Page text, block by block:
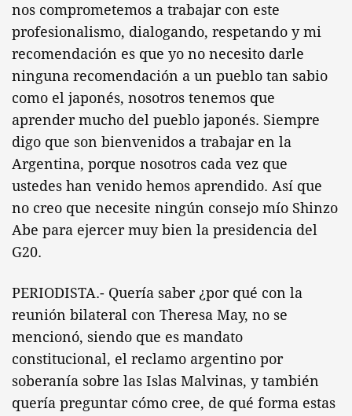
nos comprometemos a trabajar con este
profesionalismo, dialogando, respetando y mi
recomendación es que yo no necesito darle
ninguna recomendación a un pueblo tan sabio
como el japonés, nosotros tenemos que
aprender mucho del pueblo japonés. Siempre
digo que son bienvenidos a trabajar en la
Argentina, porque nosotros cada vez que
ustedes han venido hemos aprendido. Así que
no creo que necesite ningún consejo mío Shinzo
Abe para ejercer muy bien la presidencia del
G20.
PERIODISTA.- Quería saber ¿por qué con la
reunión bilateral con Theresa May, no se
mencionó, siendo que es mandato
constitucional, el reclamo argentino por
soberanía sobre las Islas Malvinas, y también
quería preguntar cómo cree, de qué forma estas